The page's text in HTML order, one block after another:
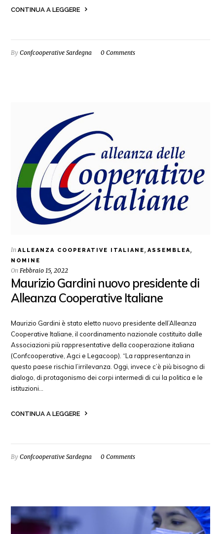
CONTINUA A LEGGERE
ByConfcooperative Sardegna 0 Comments
InALLEANZA COOPERATIVE ITALIANE,ASSEMBLEA,
NOMINE
OnFebbraio 15, 2022
Maurizio Gardini nuovo presidente di
Alleanza Cooperative Italiane
Maurizio Gardini è stato eletto nuovo presidente dell’Alleanza
Cooperative Italiane, il coordinamento nazionale costituito dalle
Associazioni più rappresentative della cooperazione italiana
(Confcooperative, Agci e Legacoop). “La rappresentanza in
questo paese rischia l’irrilevanza. Oggi, invece c’è più bisogno di
dialogo, di protagonismo dei corpi intermedi di cui la politica e le
istituzioni…
CONTINUA A LEGGERE
ByConfcooperative Sardegna 0 Comments